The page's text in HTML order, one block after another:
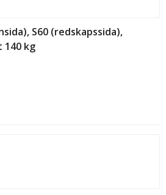
S60 (redskapssida),
140 kg